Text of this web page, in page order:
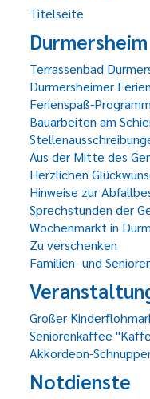
Titelseite
Terrassenbad
Durmersheimer
Ferienspaß-
Bauarbeiten am
Aus der Mitte des
Herzlichen
Hinweise zur
Sprechstunden der
Wochenmarkt in
Zu verschenken
Familien- und
Großer
Seniorenkaffee
Akkordeon-
Notdienste